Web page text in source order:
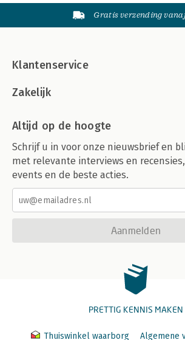
Gratis verzending
Klantenservice
Zakelijk
Altijd op de hoogte
Schrijf u in voor onze nieuwsbrief en
met relevante interviews en
events en de beste acties.
Aanmelden
PRETTIG KENNIS MAKEN
Thuiswinkel waarborg Algemene